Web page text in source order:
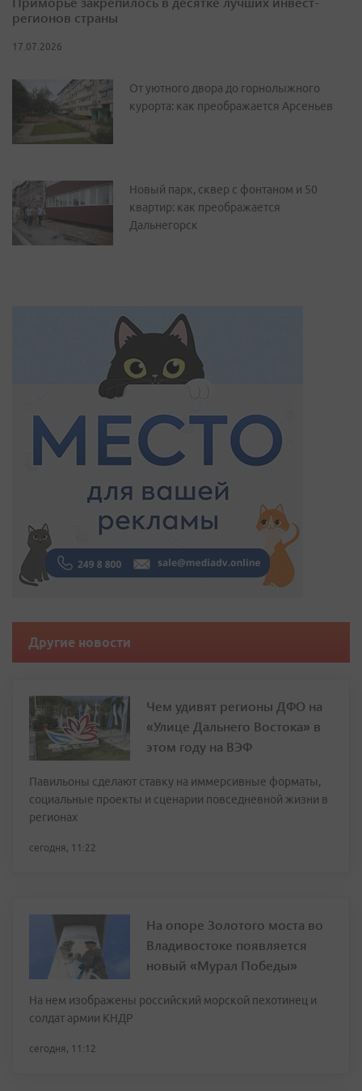
регионов страны
17.07.2026
От уютного двора до горнолыжного
курорта: как преображается Арсеньев
Новый парк, сквер с фонтаном и 50
квартир: как преображается
Дальнегорск
Другие новости
Чем удивят регионы ДФО на
«Улице Дальнего Востока» в
этом году на ВЭФ
Павильоны сделают ставку на иммерсивные форматы,
социальные проекты и сценарии повседневной жизни в
регионах
сегодня, 11:22
На опоре Золотого моста во
Владивостоке появляется
новый «Мурал Победы»
На нем изображены российский морской пехотинец и
солдат армии КНДР
сегодня, 11:12